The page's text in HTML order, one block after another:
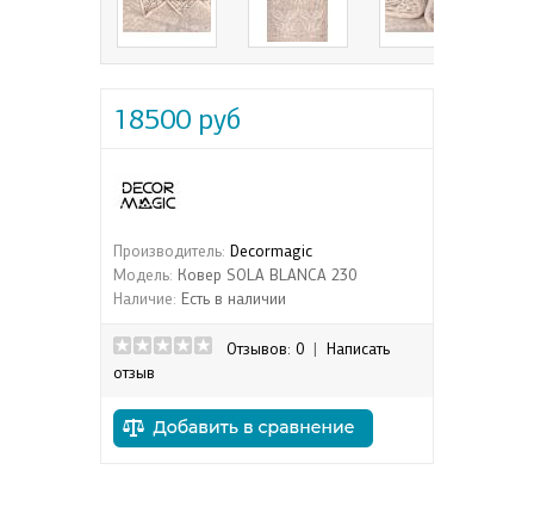
18500 руб
Производитель: Decormagic
Модель: Ковер SOLA BLANCA 230
Наличие: Есть в наличии
Отзывов: 0
Написать
отзыв